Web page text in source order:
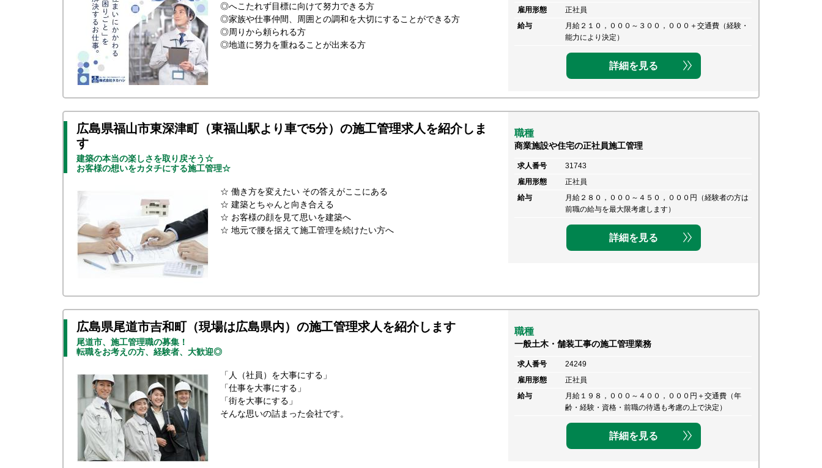
◎へこたれず目標に向けて努力できる方
◎家族や仕事仲間、周囲との調和を大切にすることができる方
◎周りから頼られる方
◎地道に努力を重ねることが出来る方
雇用形態
正社員
給与
月給２１０，０００～３００，０００＋交通費（経験・
能力により決定）
詳細を見る
広島県福山市東深津町（東福山駅より車で5分）の施工管理求人を紹介しま
す
建築の本当の楽しさを取り戻そう☆
お客様の想いをカタチにする施工管理☆
☆ 働き方を変えたい その答えがここにある
☆ 建築とちゃんと向き合える
☆ お客様の顔を見て思いを建築へ
☆ 地元で腰を据えて施工管理を続けたい方へ
職種
商業施設や住宅の正社員施工管理
求人番号
31743
雇用形態
正社員
給与
月給２８０，０００～４５０，０００円（経験者の方は
前職の給与を最大限考慮します）
詳細を見る
広島県尾道市吉和町（現場は広島県内）の施工管理求人を紹介します
尾道市、施工管理職の募集！
転職をお考えの方、経験者、大歓迎◎
「人（社員）を大事にする」
「仕事を大事にする」
「街を大事にする」
そんな思いの詰まった会社です。
職種
一般土木・舗装工事の施工管理業務
求人番号
24249
雇用形態
正社員
給与
月給１９８，０００～４００，０００円＋交通費（年
齢・経験・資格・前職の待遇も考慮の上で決定）
詳細を見る